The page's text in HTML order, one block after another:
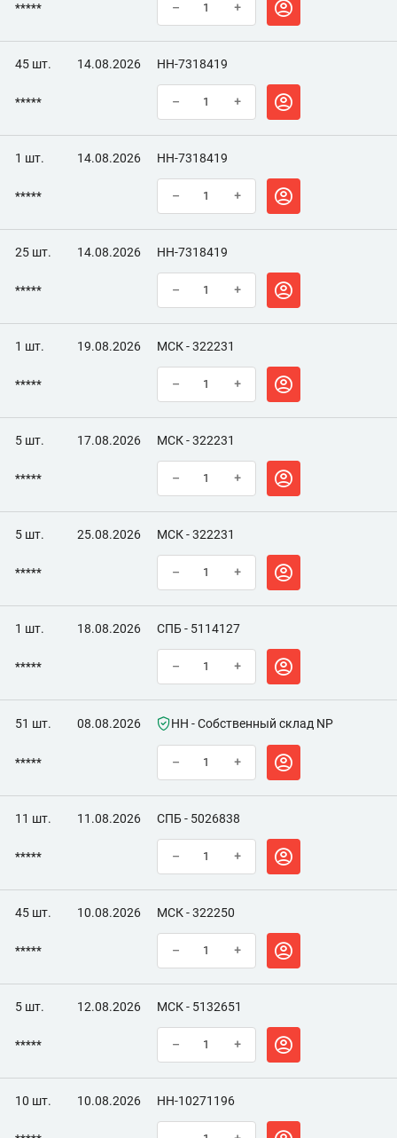
***** – +
45 шт. 14.08.2026 НН-7318419
***** – +
1 шт. 14.08.2026 НН-7318419
***** – +
25 шт. 14.08.2026 НН-7318419
***** – +
1 шт. 19.08.2026 МСК - 322231
***** – +
5 шт. 17.08.2026 МСК - 322231
***** – +
5 шт. 25.08.2026 МСК - 322231
***** – +
1 шт. 18.08.2026 СПБ - 5114127
***** – +
51 шт. 08.08.2026 НН - Собственный склад NP
***** – +
11 шт. 11.08.2026 СПБ - 5026838
***** – +
45 шт. 10.08.2026 МСК - 322250
***** – +
5 шт. 12.08.2026 МСК - 5132651
***** – +
10 шт. 10.08.2026 НН-10271196